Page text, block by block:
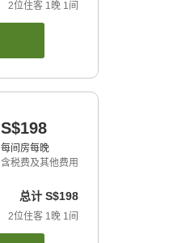
2位住客 1晚 1间
S$198
每间房每晚
含税费及其他费用
总计 S$198
2位住客 1晚 1间